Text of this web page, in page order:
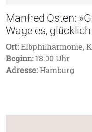
Manfred Osten:
Wage es,
Ort:Elbphilharmonie,
Beginn:18.00 Uhr
Adresse:Hamburg